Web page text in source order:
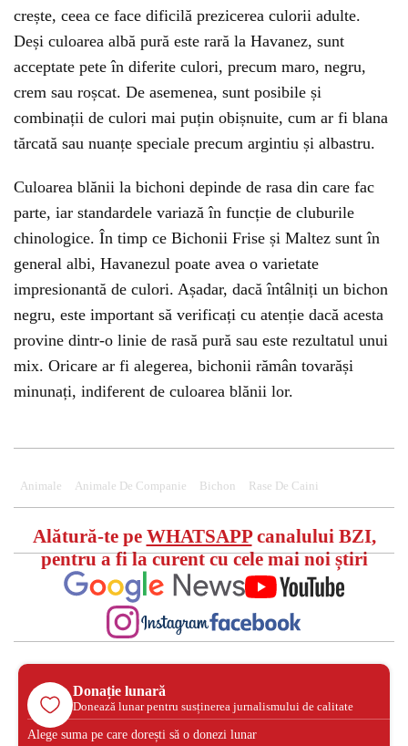
crește, ceea ce face dificilă prezicerea culorii adulte.
Deși culoarea albă pură este rară la Havanez, sunt
acceptate pete în diferite culori, precum maro, negru,
crem sau roșcat. De asemenea, sunt posibile și
combinații de culori mai puțin obișnuite, cum ar fi blana
tărcată sau nuanțe speciale precum argintiu și albastru.
Culoarea blănii la bichoni depinde de rasa din care fac
parte, iar standardele variază în funcție de cluburile
chinologice. În timp ce Bichonii Frise și Maltez sunt în
general albi, Havanezul poate avea o varietate
impresionantă de culori. Așadar, dacă întâlniți un bichon
negru, este important să verificați cu atenție dacă acesta
provine dintr-o linie de rasă pură sau este rezultatul unui
mix. Oricare ar fi alegerea, bichonii rămân tovarăși
minunați, indiferent de culoarea blănii lor.
Animale Animale De Companie Bichon Rase De Caini
Alătură-te pe WHATSAPPcanalului BZI,
pentru a fi la curent cu cele mai noi știri
Donație lunară
Donează lunar pentru susținerea jurnalismului de calitate
Alege suma pe care dorești să o donezi lunar